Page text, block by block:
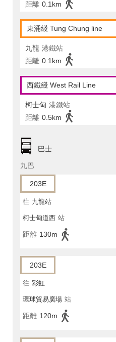
距離 0.1km
東涌綫 Tung Chung line
九龍 港鐵站
距離 0.1km
西鐵綫 West Rail Line
柯士甸 港鐵站
距離 0.5km
巴士
九巴
203E
往 九龍站
柯士甸道西 站
距離 130m
203E
往 彩虹
環球貿易廣場 站
距離 120m